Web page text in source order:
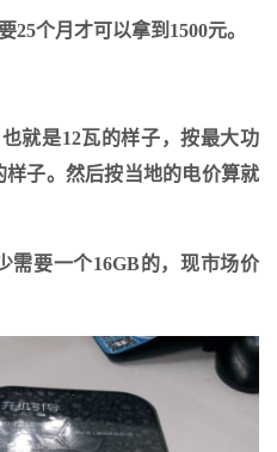
25个月才可以拿到1500元。
就是12瓦的样子，按最大功
子。然后按当地的电价算就
需要一个16GB的，现市场价